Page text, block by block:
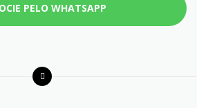
PELO WHATSAPP